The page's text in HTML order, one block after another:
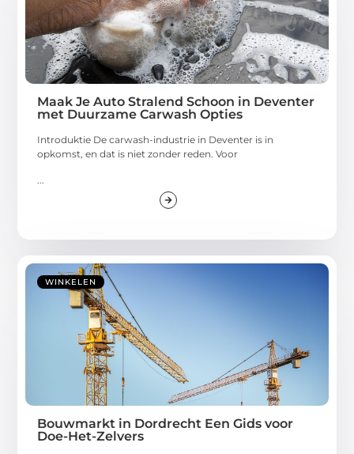
Maak Je Auto Stralend Schoon in Deventer
met Duurzame Carwash Opties
Introduktie De carwash-industrie in Deventer is in
opkomst, en dat is niet zonder reden. Voor
WINKELEN
Bouwmarkt in Dordrecht Een Gids voor
Doe-Het-Zelvers